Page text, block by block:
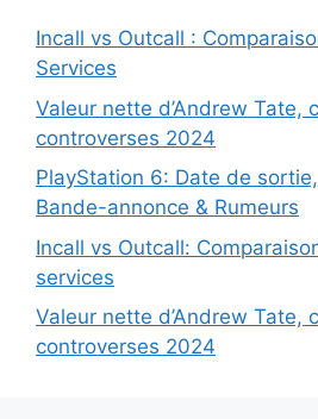
Incall vs Outcall :
Services
Valeur nette d’Andrew Tate,
controverses 2024
PlayStation 6: Date de
Bande-annonce & Rumeurs
Incall vs Outcall:
services
Valeur nette d’Andrew Tate,
controverses 2024